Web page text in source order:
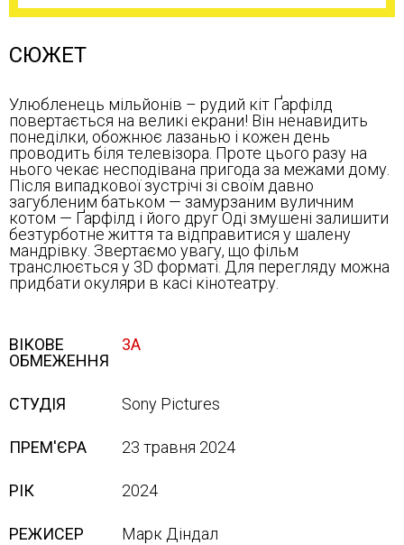
СЮЖЕТ
Улюбленець мільйонів – рудий кіт Ґарфілд
повертається на великі екрани! Він ненавидить
понеділки, обожнює лазанью і кожен день
проводить біля телевізора. Проте цього разу на
нього чекає несподівана пригода за межами дому.
Після випадкової зустрічі зі своїм давно
загубленим батьком — замурзаним вуличним
котом — Ґарфілд і його друг Оді змушені залишити
безтурботне життя та відправитися у шалену
мандрівку. Звертаємо увагу, що фільм
транслюється у 3D форматі. Для перегляду можна
придбати окуляри в касі кінотеатру.
ВІКОВЕ
ОБМЕЖЕННЯ
3А
СТУДІЯ Sony Pісtures
ПРЕМ'ЄРА 23 травня 2024
РІК 2024
РЕЖИСЕР Марк Діндал